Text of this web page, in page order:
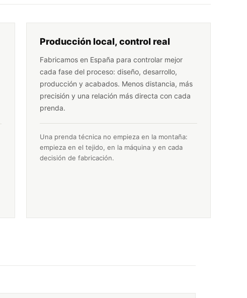
Producción local, control real
Fabricamos en España para controlar mejor
cada fase del proceso: diseño, desarrollo,
producción y acabados. Menos distancia, más
precisión y una relación más directa con cada
prenda.
Una prenda técnica no empieza en la montaña:
empieza en el tejido, en la máquina y en cada
decisión de fabricación.